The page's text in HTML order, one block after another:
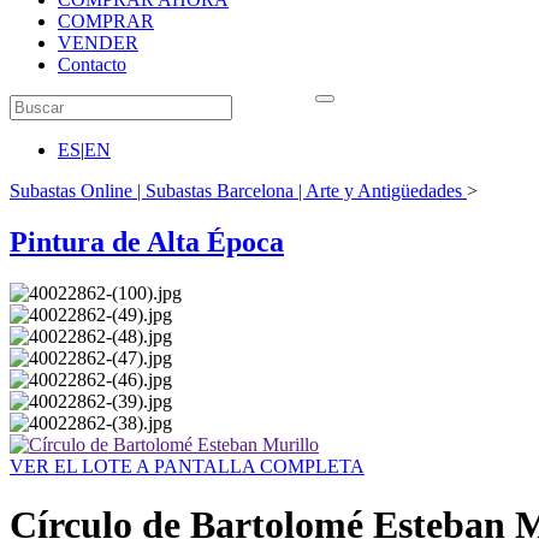
COMPRAR
VENDER
Contacto
ES|EN
Subastas Online | Subastas Barcelona | Arte y Antigüedades >
Pintura de Alta Época
VER EL LOTE A PANTALLA COMPLETA
Círculo de Bartolomé Esteban